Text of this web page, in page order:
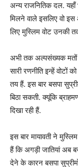
अन्य राजनितिक दल.
मिलने वाले इसलिए वो
लिए मुस्लिम वोट उनकी
अभी तक अल्पसंख्यक मतों
सारी रणनीति इन्हें वोटों
तय हैं. इस बार बसपा
बिठा सकती. क्यूंकि
दिखा रही हैं.
इस बार मायावती ने
हैं कि अगड़ी जातियां अब
देने के कारन बसपा